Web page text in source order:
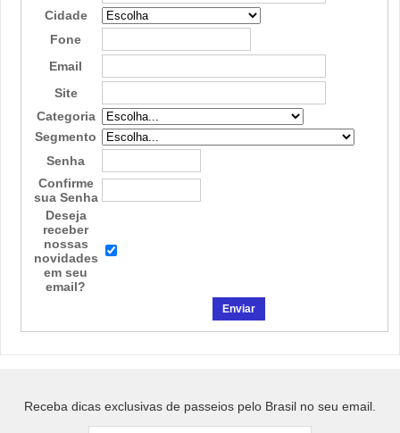
Cidade
Fone
Email
Site
Categoria
Segmento
Senha
Confirme
sua Senha
Deseja
receber
nossas
novidades
em seu
email?
Receba dicas exclusivas de passeios pelo Brasil no seu email.